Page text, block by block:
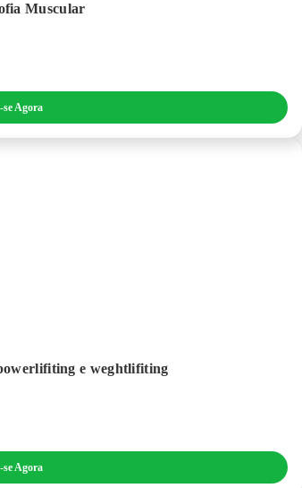
Muscular
Agora
e weghtlifiting
Agora